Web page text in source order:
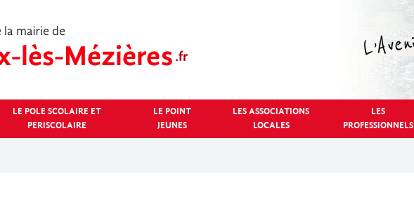
LE POLE SCOLAIRE ET
PERISCOLAIRE
LE POINT
JEUNES
LES ASSOCIATIONS
LOCALES
LES
PROFESSIONNELS